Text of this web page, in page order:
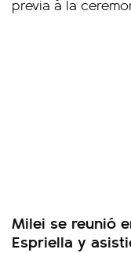
Milei se reunió
Espriella y